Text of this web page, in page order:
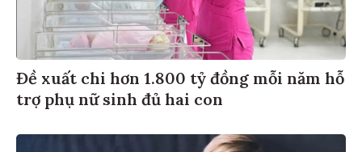
Đề xuất chi hơn 1.800 tỷ đồng mỗi năm hỗ
trợ phụ nữ sinh đủ hai con